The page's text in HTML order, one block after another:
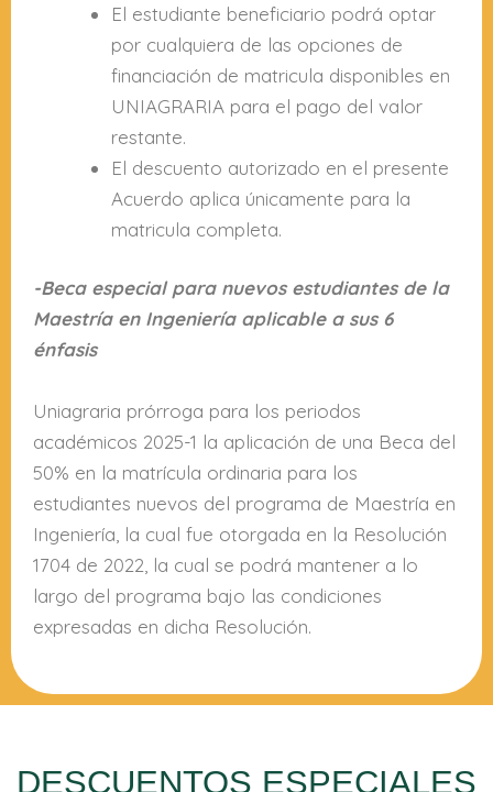
El estudiante beneficiario podrá optar
por cualquiera de las opciones de
financiación de matricula disponibles en
UNIAGRARIA para el pago del valor
restante.
El descuento autorizado en el presente
Acuerdo aplica únicamente para la
matricula completa.
-Beca especial para nuevos estudiantes de la
Maestría en Ingeniería aplicable a sus 6
énfasis
Uniagraria prórroga para los periodos
académicos 2025-1 la aplicación de una Beca del
50% en la matrícula ordinaria para los
estudiantes nuevos del programa de Maestría en
Ingeniería, la cual fue otorgada en la Resolución
1704 de 2022, la cual se podrá mantener a lo
largo del programa bajo las condiciones
expresadas en dicha Resolución.
DESCUENTOS ESPECIALES